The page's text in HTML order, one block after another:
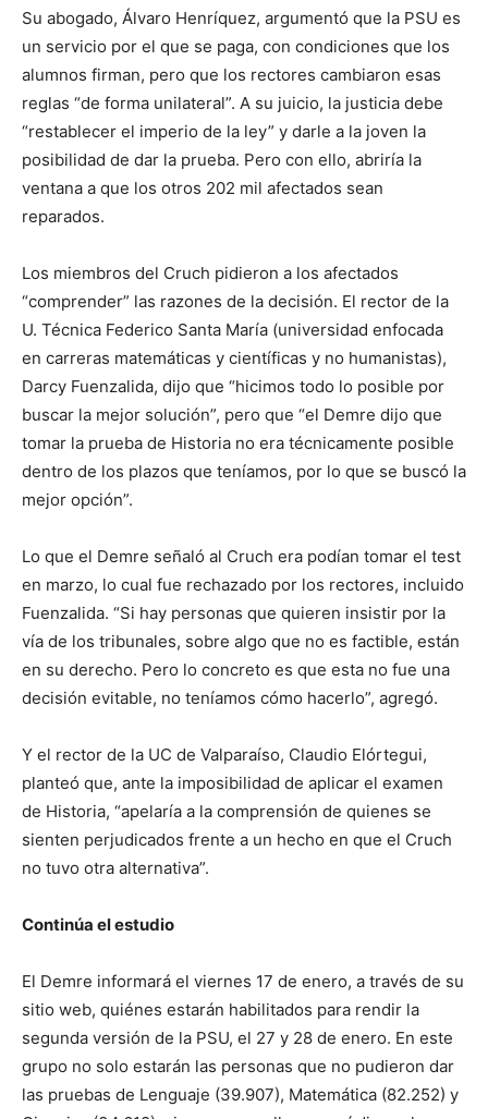
Su abogado, Álvaro Henríquez, argumentó que la PSU es
un servicio por el que se paga, con condiciones que los
alumnos firman, pero que los rectores cambiaron esas
reglas “de forma unilateral”. A su juicio, la justicia debe
“restablecer el imperio de la ley” y darle a la joven la
posibilidad de dar la prueba. Pero con ello, abriría la
ventana a que los otros 202 mil afectados sean
reparados.
Los miembros del Cruch pidieron a los afectados
“comprender” las razones de la decisión. El rector de la
U. Técnica Federico Santa María (universidad enfocada
en carreras matemáticas y científicas y no humanistas),
Darcy Fuenzalida, dijo que “hicimos todo lo posible por
buscar la mejor solución”, pero que “el Demre dijo que
tomar la prueba de Historia no era técnicamente posible
dentro de los plazos que teníamos, por lo que se buscó la
mejor opción”.
Lo que el Demre señaló al Cruch era podían tomar el test
en marzo, lo cual fue rechazado por los rectores, incluido
Fuenzalida. “Si hay personas que quieren insistir por la
vía de los tribunales, sobre algo que no es factible, están
en su derecho. Pero lo concreto es que esta no fue una
decisión evitable, no teníamos cómo hacerlo”, agregó.
Y el rector de la UC de Valparaíso, Claudio Elórtegui,
planteó que, ante la imposibilidad de aplicar el examen
de Historia, “apelaría a la comprensión de quienes se
sienten perjudicados frente a un hecho en que el Cruch
no tuvo otra alternativa”.
Continúa el estudio
El Demre informará el viernes 17 de enero, a través de su
sitio web, quiénes estarán habilitados para rendir la
segunda versión de la PSU, el 27 y 28 de enero. En este
grupo no solo estarán las personas que no pudieron dar
las pruebas de Lenguaje (39.907), Matemática (82.252) y